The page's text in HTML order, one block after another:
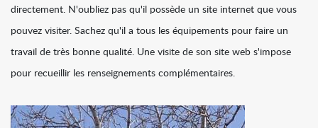
directement. N'oubliez pas qu'il possède un site internet que vous
pouvez visiter. Sachez qu'il a tous les équipements pour faire un
travail de très bonne qualité. Une visite de son site web s'impose
pour recueillir les renseignements complémentaires.